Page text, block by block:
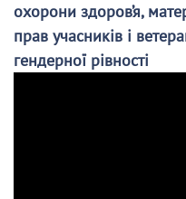
охорони здоров’я,
прав учасників і
гендерної рівності